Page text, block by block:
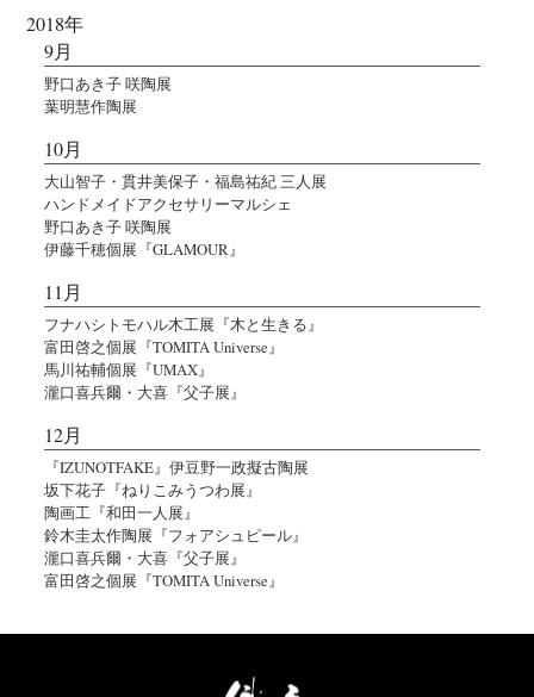
2018年
9月
野口あき子 咲陶展
葉明慧作陶展
10月
大山智子・貫井美保子・福島祐紀 三人展
ハンドメイドアクセサリーマルシェ
野口あき子 咲陶展
伊藤千穂個展『GLAMOUR』
11月
フナハシトモハル木工展『木と生きる』
富田啓之個展『TOMITA Universe』
馬川祐輔個展『UMAX』
瀧口喜兵爾・大喜『父子展』
12月
『IZUNOTFAKE』伊豆野一政擬古陶展
坂下花子『ねりこみうつわ展』
陶画工『和田一人展』
鈴木圭太作陶展『フォアシュピール』
瀧口喜兵爾・大喜『父子展』
富田啓之個展『TOMITA Universe』